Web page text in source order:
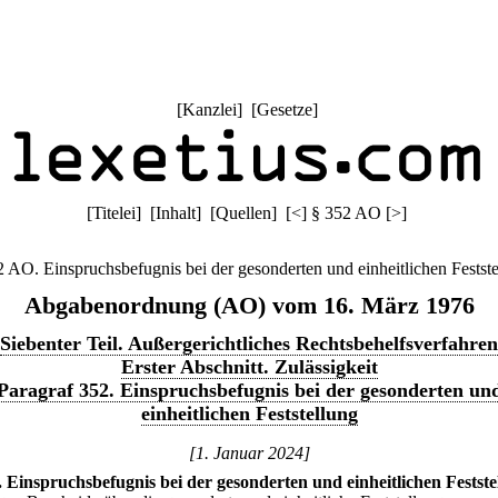
[Kanzlei] [Gesetze]
[Titelei] [Inhalt] [Quellen] [<] § 352 AO [>]
AO. Einspruchsbefugnis bei der gesonderten und einheitlichen
Abgabenordnung (AO) vom 16. März 1976
Siebenter Teil. Außergerichtliches Rechtsbehelfsverfahren
Erster Abschnitt. Zulässigkeit
352. Einspruchsbefugnis bei der gesonderten
einheitlichen Feststellung
[1. Januar 2024]
Einspruchsbefugnis bei der gesonderten und einheitlichen